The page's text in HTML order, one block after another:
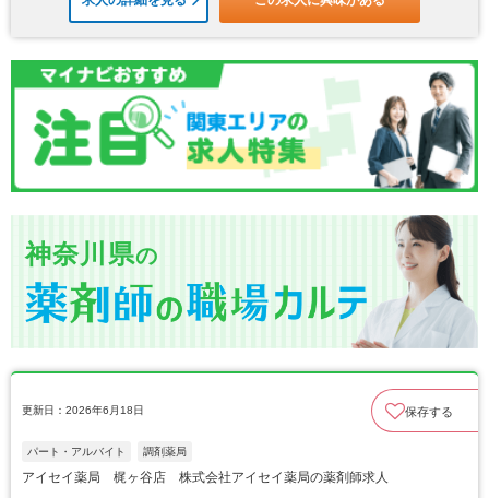
神奈川県の
更新日：2026年6月18日 保存する
パート・アルバイト 調剤薬局
アイセイ薬局 梶ヶ谷店 株式会社アイセイ薬局の薬剤師求人